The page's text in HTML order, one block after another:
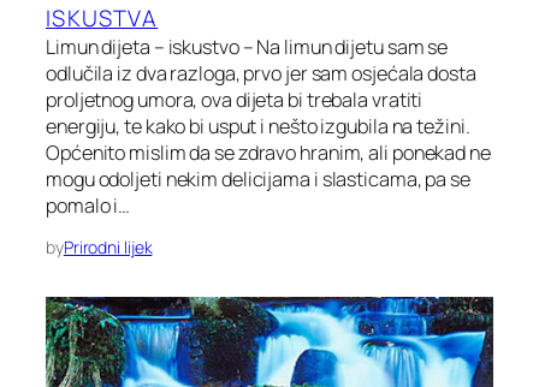
ISKUSTVA
Limun dijeta – iskustvo – Na limun dijetu sam se
odlučila iz dva razloga, prvo jer sam osjećala dosta
proljetnog umora, ova dijeta bi trebala vratiti
energiju, te kako bi usput i nešto izgubila na težini.
Općenito mislim da se zdravo hranim, ali ponekad ne
mogu odoljeti nekim delicijama i slasticama, pa se
pomalo i…
byPrirodni lijek